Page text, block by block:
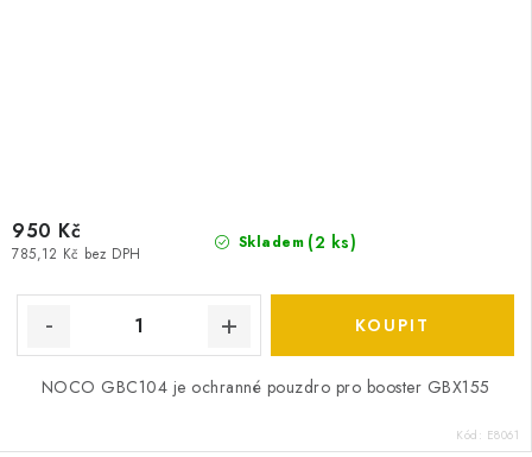
Skladem (2 ks)
785,12 Kč bez DPH
950 Kč
NOCO GBC104 je ochranné pouzdro pro booster GBX155
Kód: E8061